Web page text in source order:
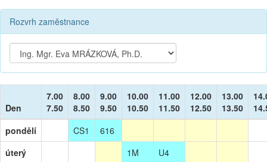
Rozvrh zaměstnance
Den
7.00
7.50
8.00
8.50
9.00
9.50
10.00
10.50
11.00
11.50
12.00
12.50
13.00
13.50
pondělí
CS1
616
úterý
1M
U4